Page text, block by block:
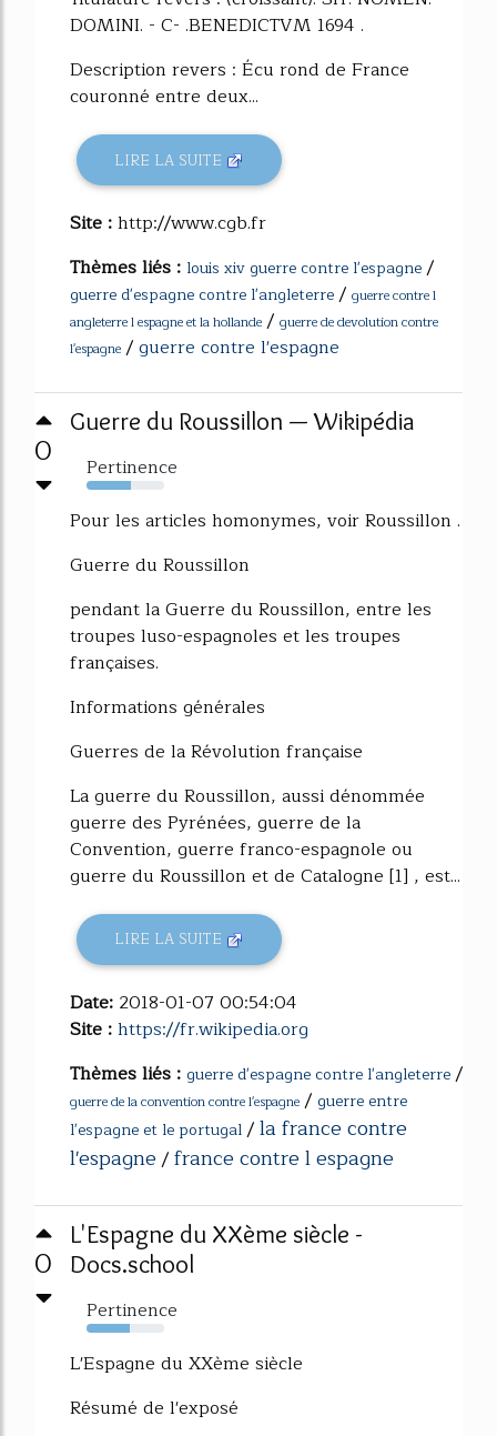
DOMINI. - C- .BENEDICTVM 1694 .
Description revers : Écu rond de France
couronné entre deux...
LIRE LA SUITE
Site :http://www.cgb.fr
Thèmes liés : louis xiv guerre contre l'espagne/
guerre d'espagne contre l'angleterre/ guerre contre l
angleterre l espagne et la hollande / guerre de devolution contre
l'espagne /guerre contre l'espagne
0
Guerre du Roussillon — Wikipédia
Pertinence
57%
Pour les articles homonymes, voir Roussillon .
Guerre du Roussillon
pendant la Guerre du Roussillon, entre les
troupes luso-espagnoles et les troupes
françaises.
Informations générales
Guerres de la Révolution française
La guerre du Roussillon, aussi dénommée
guerre des Pyrénées, guerre de la
Convention, guerre franco-espagnole ou
guerre du Roussillon et de Catalogne [1] , est...
LIRE LA SUITE
Date: 2018-01-07 00:54:04
Site :https://fr.wikipedia.org
Thèmes liés : guerre d'espagne contre l'angleterre/
guerre de la convention contre l'espagne / guerre entre
l'espagne et le portugal/la france contre
l'espagne/france contre l espagne
0
L'Espagne du XXème siècle -
Docs.school
Pertinence
56%
L'Espagne du XXème siècle
Résumé de l'exposé